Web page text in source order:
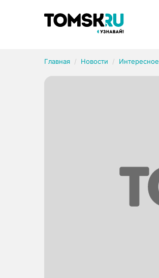
Главная Новости Интересное
Рубрики